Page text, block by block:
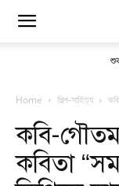
Home শিল্প-সাহিত্য
কবি-গৌতম
কবিতা